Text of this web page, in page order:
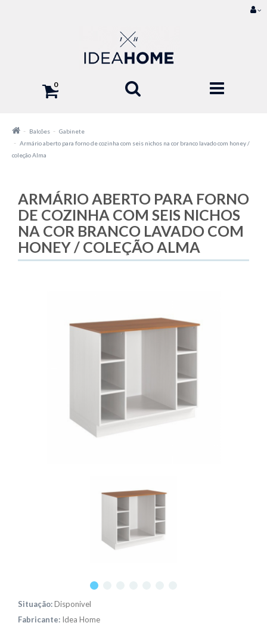
0
Balcões
Gabinete
Armário aberto para forno de cozinha com seis nichos na cor branco lavado com honey /
coleção Alma
ARMÁRIO ABERTO PARA FORNO
DE COZINHA COM SEIS NICHOS
NA COR BRANCO LAVADO COM
HONEY / COLEÇÃO ALMA
Situação:Disponivel
Fabricante: Idea Home